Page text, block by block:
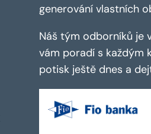
generování vlastních
Náš tým odborníků je
vám poradí s každým
potisk ještě dnes a